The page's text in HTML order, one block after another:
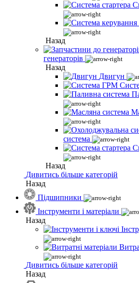
Назад
генераторів
Назад
Двигун
система
Назад
Дивитись більше категорій
Назад
Підшипники
Інструменти і матеріали
Назад
Дивитись більше категорій
Назад